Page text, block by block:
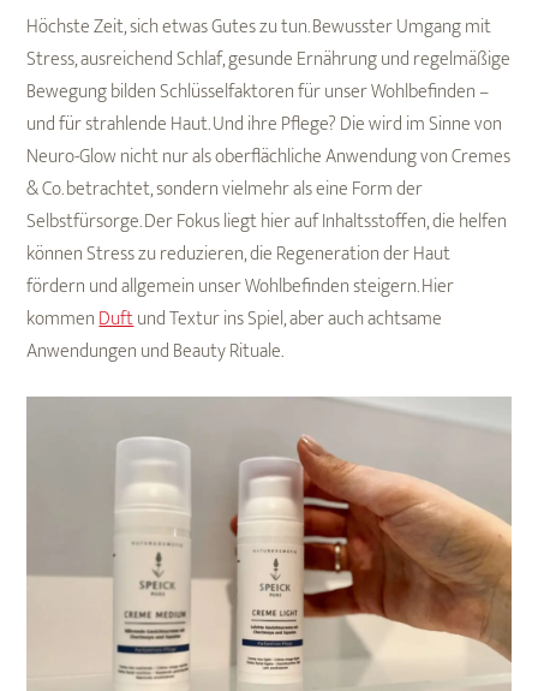
Höchste Zeit, sich etwas Gutes zu tun. Bewusster Umgang mit
Stress, ausreichend Schlaf, gesunde Ernährung und regelmäßige
Bewegung bilden Schlüsselfaktoren für unser Wohlbefinden –
und für strahlende Haut. Und ihre Pflege? Die wird im Sinne von
Neuro-Glow nicht nur als oberflächliche Anwendung von Cremes
& Co. betrachtet, sondern vielmehr als eine Form der
Selbstfürsorge. Der Fokus liegt hier auf Inhaltsstoffen, die helfen
können Stress zu reduzieren, die Regeneration der Haut
fördern und allgemein unser Wohlbefinden steigern. Hier
kommenDuftund Textur ins Spiel, aber auch achtsame
Anwendungen und Beauty Rituale.